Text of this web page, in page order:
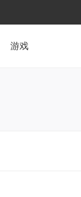
游戏